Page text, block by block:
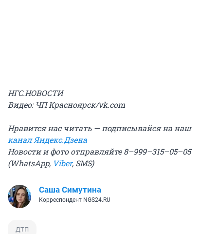
НГС.НОВОСТИ
Видео: ЧП Красноярск/vk.com
Нравится нас читать — подписывайся на наш
канал Яндекс.Дзена
Новости и фото отправляйте 8–999–315–05–05
(WhatsApp, Viber, SMS)
Саша Симутина
Корреспондент NGS24.RU
ДТП